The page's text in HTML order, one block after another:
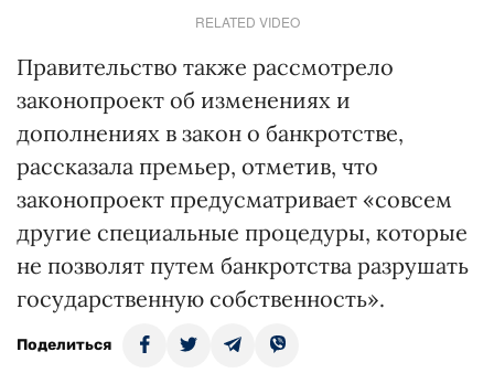
RELATED VIDEO
Правительство также рассмотрело
законопроект об изменениях и
дополнениях в закон о банкротстве,
рассказала премьер, отметив, что
законопроект предусматривает «совсем
другие специальные процедуры, которые
не позволят путем банкротства разрушать
государственную собственность».
Поделиться